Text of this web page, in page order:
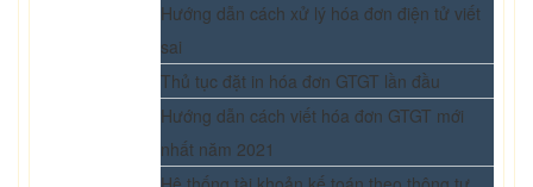
Hướng dẫn cách xử lý hóa đơn điện tử viết
sai
Thủ tục đặt in hóa đơn GTGT lần đầu
Hướng dẫn cách viết hóa đơn GTGT mới
nhất năm 2021